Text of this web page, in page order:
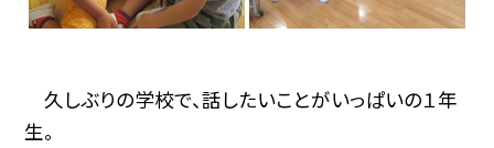
久しぶりの学校で、話したいことがいっぱいの１年
生。